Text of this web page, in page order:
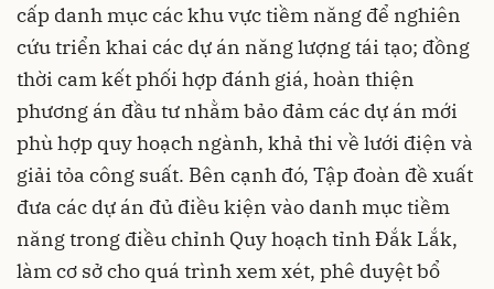
cấp danh mục các khu vực tiềm năng để nghiên
cứu triển khai các dự án năng lượng tái tạo; đồng
thời cam kết phối hợp đánh giá, hoàn thiện
phương án đầu tư nhằm bảo đảm các dự án mới
phù hợp quy hoạch ngành, khả thi về lưới điện và
giải tỏa công suất. Bên cạnh đó, Tập đoàn đề xuất
đưa các dự án đủ điều kiện vào danh mục tiềm
năng trong điều chỉnh Quy hoạch tỉnh Đắk Lắk,
làm cơ sở cho quá trình xem xét, phê duyệt bổ